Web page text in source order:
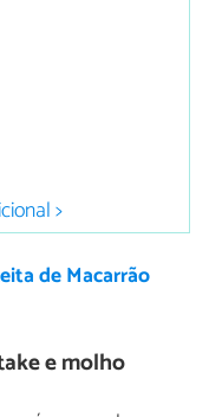
>
de Macarrão
e molho